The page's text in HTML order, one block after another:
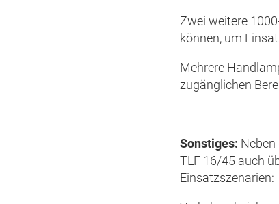
Zwei weitere
können, um
Mehrere
zugänglichen
Sonstiges:
TLF 16/45 auch
Einsatzszenarien: